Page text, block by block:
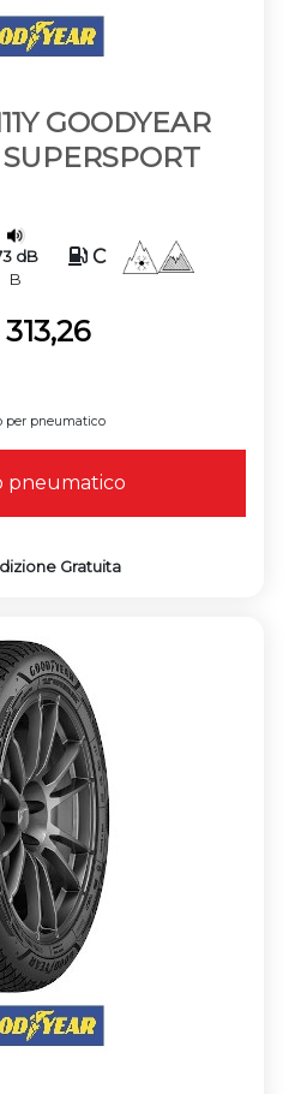
GOODYEAR
dB
B
C
per pneumatico
pneumatico
Gratuita